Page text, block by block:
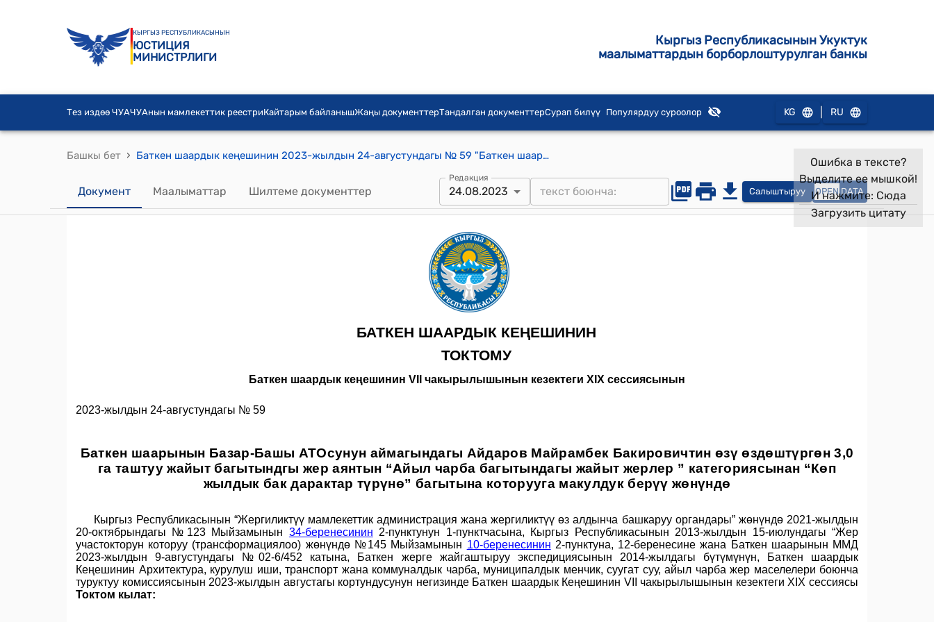
КЫРГЫЗ РЕСПУБЛИКАСЫНЫН
ЮСТИЦИЯ
МИНИСТРЛИГИ
Кыргыз Республикасынын Укуктук
маалыматтардын борборлоштурулган банкы
Тез издөө ЧУАЧУАнын мамлекеттик реестриКайтарым байланышЖаңы документтерТандалган документтерСурап билүү Популярдуу суроолор KG RU
Башкы бет › Баткен шаардык кеңешинин 2023-жылдын 24-августундагы № 59 "Баткен шаарынын Базар-Башы АТОсунун аймагындагы Айдаров Майрамбек Бакировичтин өзү өздөштүргөн 3,0 га таштуу жайыт багытындгы жер аянтын “Айыл чарба багытындагы жайыт жерлер ” категориясынан “Көп жылдык бак дарактар түрүнө” багытына которууга макулдук берүү жөнүндө" токтому
Документ Маалыматтар Шилтеме документтер
Редакция
24.08.2023 Салыштыруу OPEN DATA
Ошибка в тексте?
Выделите ее мышкой!
И нажмите: Сюда
Загрузить цитату